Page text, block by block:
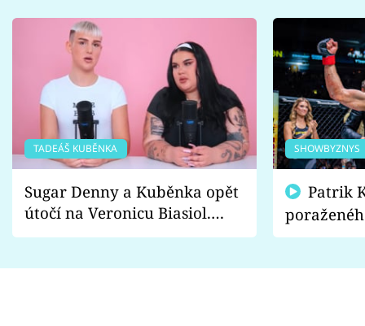
TADEÁŠ KUBĚNKA
Sugar Denny a Kuběnka opět
útočí na Veronicu Biasiol.
Proč je podle nich falešná a
SHOWBYZNYS
fanoušci